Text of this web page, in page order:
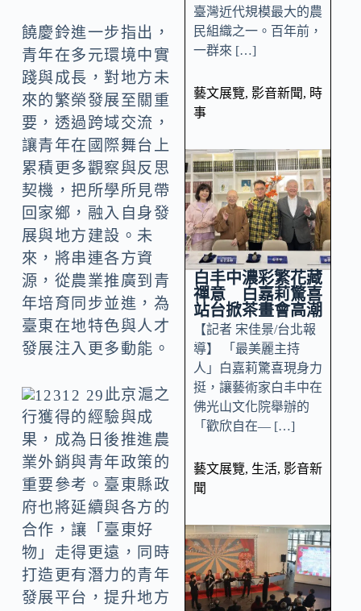
饒慶鈴進一步指出，
青年在多元環境中實
踐與成長，對地方未
來的繁榮發展至關重
要，透過跨域交流，
讓青年在國際舞台上
累積更多觀察與反思
契機，把所學所見帶
回家鄉，融入自身發
展與地方建設。未
來，將串連各方資
源，從農業推廣到青
年培育同步並進，為
臺東在地特色與人才
發展注入更多動能。
此京滬之
行獲得的經驗與成
果，成為日後推進農
業外銷與青年政策的
重要參考。臺東縣政
府也將延續與各方的
合作，讓「臺東好
物」走得更遠，同時
打造更有潛力的青年
發展平台，提升地方
臺灣近代規模最大的農
民組織之一。百年前，
一群來 […]
藝文展覽, 影音新聞, 時
事
白丰中濃彩繁花藏
禪意 白嘉莉驚喜
站台掀茶畫會高潮
【記者 宋佳景/台北報
導】 「最美麗主持
人」白嘉莉驚喜現身力
挺，讓藝術家白丰中在
佛光山文化院舉辦的
「歡欣自在— […]
藝文展覽, 生活, 影音新
聞